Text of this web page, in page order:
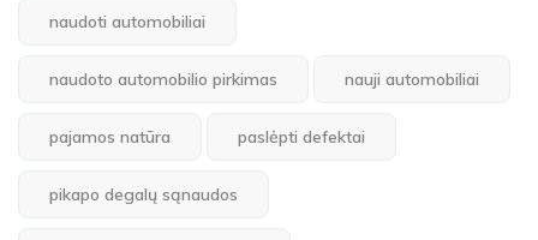
naudoti automobiliai
naudoto automobilio pirkimas nauji automobiliai
pajamos natūra paslėpti defektai
pikapo degalų sąnaudos